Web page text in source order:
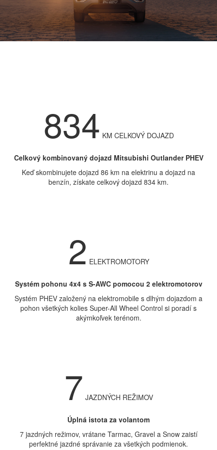
834 KM CELKOVÝ DOJAZD
Celkový kombinovaný dojazd Mitsubishi Outlander PHEV
Keď skombinujete dojazd 86 km na elektrinu a dojazd na
benzín, získate celkový dojazd 834 km.
2 ELEKTROMOTORY
Systém pohonu 4x4 s S-AWC pomocou 2 elektromotorov
Systém PHEV založený na elektromobile s dlhým dojazdom a
pohon všetkých kolies Super-All Wheel Control si poradí s
akýmkoľvek terénom.
7 JAZDNÝCH REŽIMOV
Úplná istota za volantom
7 jazdných režimov, vrátane Tarmac, Gravel a Snow zaistí
perfektné jazdné správanie za všetkých podmienok.